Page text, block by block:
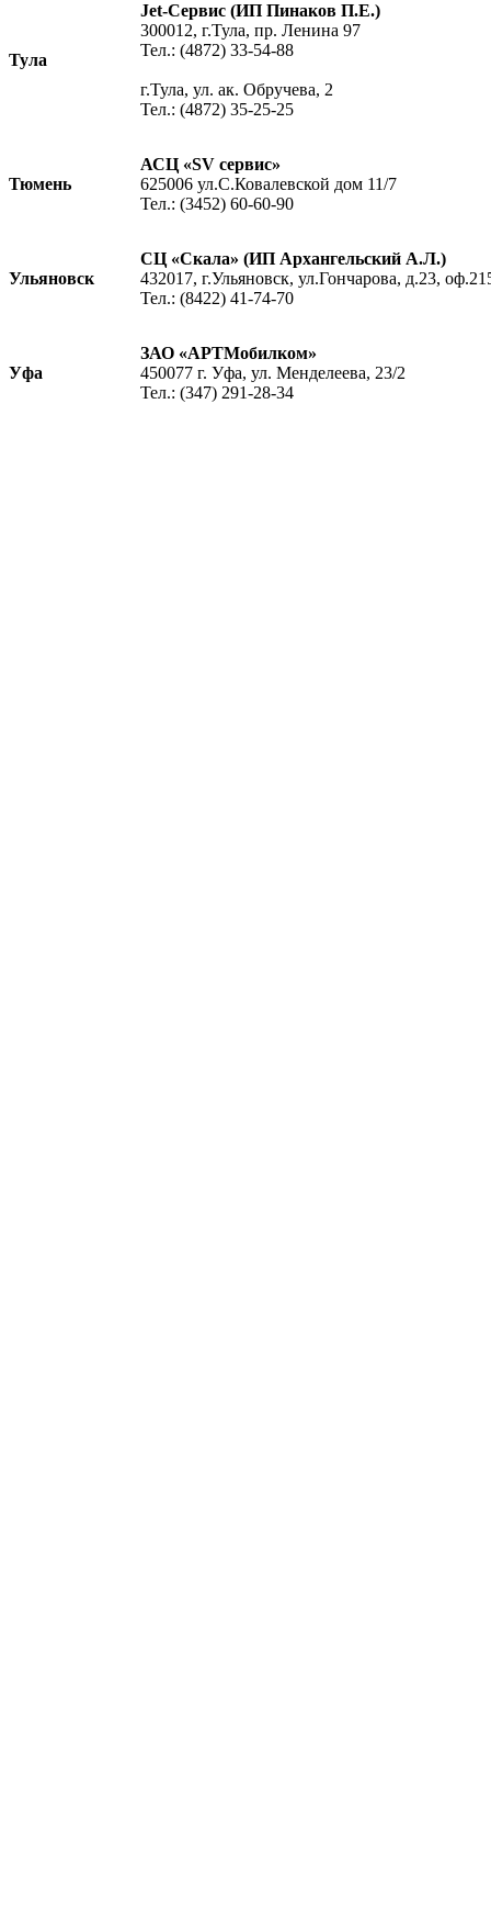
Тула
Jet-Сервис (ИП Пинаков П.Е.)
300012, г.Тула, пр. Ленина 97
Тел.: (4872) 33-54-88
г.Тула, ул. ак. Обручева, 2
Тел.: (4872) 35-25-25
Тюмень
АСЦ «SV сервис»
625006 ул.С.Ковалевской дом 11/7
Тел.: (3452) 60-60-90
Ульяновск
СЦ «Скала» (ИП Архангельский А.Л.)
432017, г.Ульяновск, ул.Гончарова, д.23,
Тел.: (8422) 41-74-70
Уфа
ЗАО «АРТМобилком»
450077 г. Уфа, ул. Менделеева, 23/2
Тел.: (347) 291-28-34